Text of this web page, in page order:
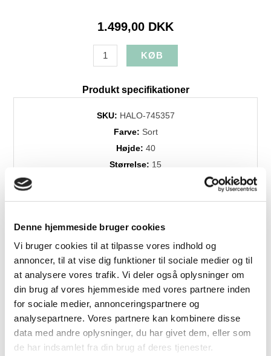
Denne hjemmeside bruger cookies
Vi bruger cookies til at tilpasse vores indhold og
annoncer, til at vise dig funktioner til sociale medier og til
at analysere vores trafik. Vi deler også oplysninger om
din brug af vores hjemmeside med vores partnere inden
for sociale medier, annonceringspartnere og
analysepartnere. Vores partnere kan kombinere disse
data med andre oplysninger, du har givet dem, eller som
de har indsamlet fra din brug af deres tjenester.
1.499,00 DKK
Produkt specifikationer
SKU: HALO-745357
Farve: Sort
Højde: 40
Størrelse: 15
Relaterede produkter
Lavpris
Lavpris